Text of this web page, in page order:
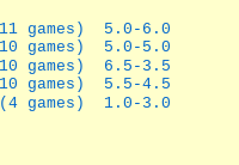
games) 5.0-6.0
(10 games)
6.5-3.5
(10 games) 5.5-
games) 1.0-3.0